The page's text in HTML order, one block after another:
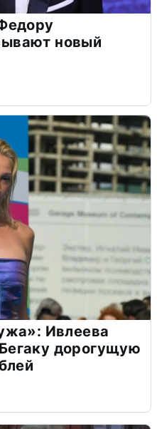
новый
Ивлеева
дорогущую